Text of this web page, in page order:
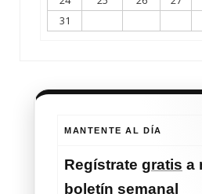
31
MANTENTE AL DÍA
Regístrate gratis a
boletín semanal